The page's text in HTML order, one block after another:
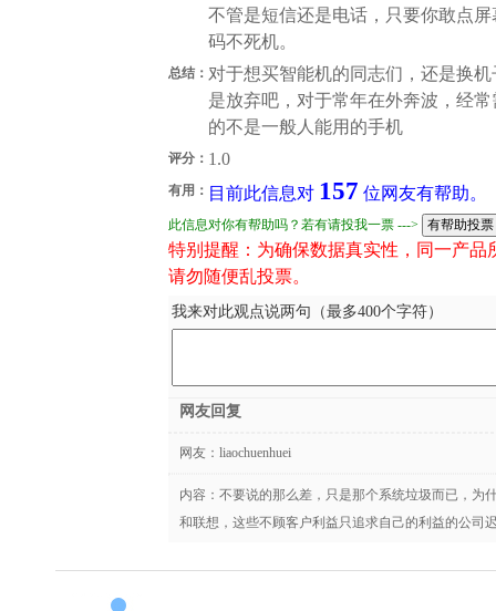
不管是短信还是电话，只要你敢点
码不死机。
总结： 对于想买智能机的同志们，还是换
是放弃吧，对于常年在外奔波，经
的不是一般人能用的手机
评分： 1.0
有用： 目前此信息对 157 位网友有帮助。
此信息对你有帮助吗？若有请投我一票 --->
特别提醒：为确保数据真实性，同一产
请勿随便乱投票。
我来对此观点说两句（最多400个字符）
网友回复
网友： liaochuenhuei
内容：不要说的那么差，只是那个系统垃圾而已，为
和联想，这些不顾客户利益只追求自己的利益的公司